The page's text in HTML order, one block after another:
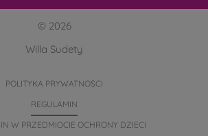
© 2026
Willa Sudety
POLITYKA PRYWATNOŚCI
REGULAMIN
W PRZEDMIOCIE OCHRONY DZIECI